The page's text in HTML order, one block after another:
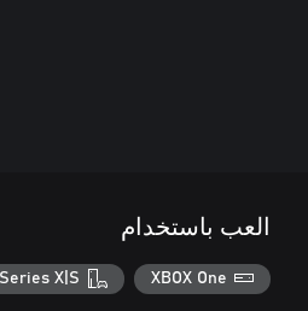
العب باستخدام
XBOX One
X|S